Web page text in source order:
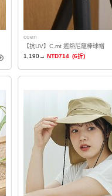
coen
【抗UV】C.mt 遮熱尼龍棒球帽
1,190→ NTD714 (6折)